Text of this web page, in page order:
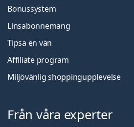
Bonussystem
Linsabonnemang
Tipsa en vän
Affiliate program
Miljövänlig shoppingupplevelse
Från våra experter